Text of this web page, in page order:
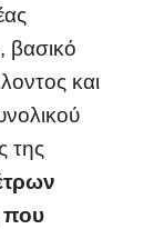
, βασικό
και
της
που